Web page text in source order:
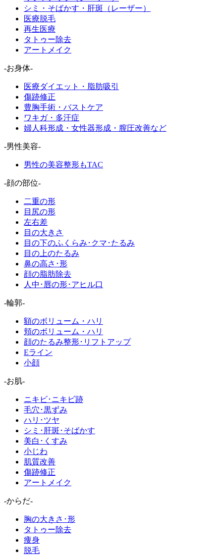
シミ・そばかす・肝斑（レーザー）
医療脱毛
再生医療
タトゥー除去
アートメイク
-お身体-
医療ダイエット・脂肪吸引
傷跡修正
豊胸手術・バストケア
ワキガ・多汗症
婦人科形成・女性器形成・膣圧改善など
-男性美容-
男性の美容整形もTAC
-顔の部位-
二重の形
目尻の形
左右差
目の大きさ
目の下のふくらみ･クマ･たるみ
目の上のたるみ
鼻の高さ･形
顔の脂肪除去
人中･唇の形･アヒル口
-輪郭-
額のボリューム・ハリ
頬のボリューム・ハリ
顔のたるみ整形･リフトアップ
Eライン
小顔
-お肌-
ニキビ･ニキビ跡
毛穴･黒ずみ
ハリ･ツヤ
シミ･肝斑･そばかす
美白･くすみ
小じわ
肌質改善
傷跡修正
アートメイク
-からだ-
胸の大きさ･形
タトゥー除去
痩身
脱毛